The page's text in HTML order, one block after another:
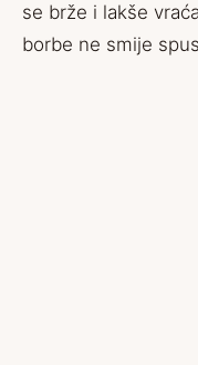
se brže i lakše
borbe ne smije